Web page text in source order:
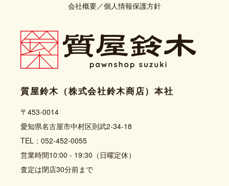
会社概要／個人情報保護方針
質屋鈴木（株式会社鈴木商店）本社
〒453-0014
愛知県名古屋市中村区則武2-34-18
TEL：052-452-0055
営業時間10:00 - 19:30（日曜定休）
査定は閉店30分前まで